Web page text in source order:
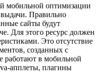
мобильной оптимизации
выдачи. Правильно
сайты будут
Для этого ресурс должен
Это отсутствие
созданных с
работают в мобильной
апплеты, плагины